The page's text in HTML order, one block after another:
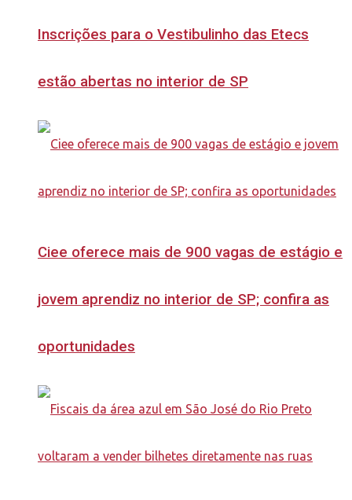
Inscrições para o Vestibulinho das Etecs
estão abertas no interior de SP
Ciee oferece mais de 900 vagas de estágio e
jovem aprendiz no interior de SP; confira as
oportunidades